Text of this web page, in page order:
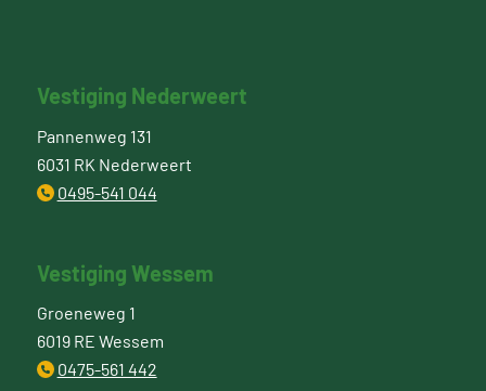
Vestiging Nederweert
Pannenweg 131
6031 RK Nederweert
0495-541 044
Vestiging Wessem
Groeneweg 1
6019 RE Wessem
0475-561 442